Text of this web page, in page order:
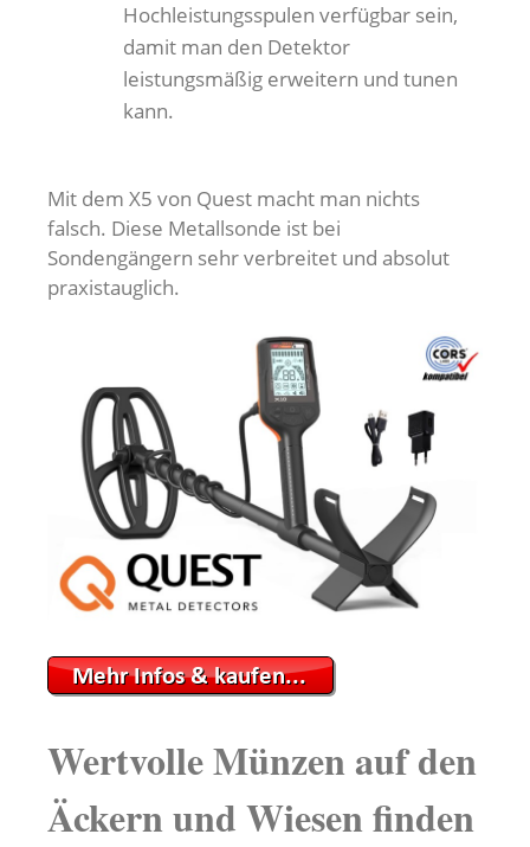
Hochleistungsspulen verfügbar sein,
damit man den Detektor
leistungsmäßig erweitern und tunen
kann.
Mit dem X5 von Quest macht man nichts
falsch. Diese Metallsonde ist bei
Sondengängern sehr verbreitet und absolut
praxistauglich.
Wertvolle Münzen auf den
Äckern und Wiesen finden